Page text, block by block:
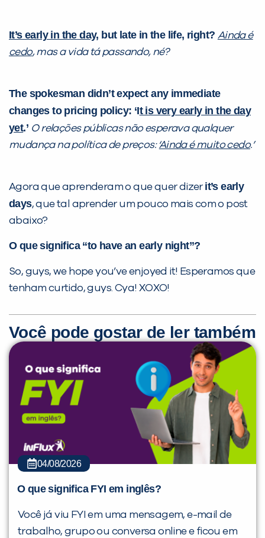
It’s early in the day, but late in the life, right? Ainda é
cedo, mas a vida tá passando, né?
The spokesman didn’t expect any immediate
changes to pricing policy: ‘It is very early in the day
yet.’ O relações públicas não esperava qualquer
mudança na política de preços: ‘Ainda é muito cedo.’
Agora que aprenderam o que quer dizerit’s early
days, que tal aprender um pouco mais com o post
abaixo?
O que significa “to have an early night”?
So, guys, we hope you’ve enjoyed it! Esperamos que
tenham curtido, guys. Cya! XOXO!
Você pode gostar de ler também
04/08/2026
O que significa FYI em inglês?
Você já viu FYI em uma mensagem, e-mail de
trabalho, grupo ou conversa online e ficou em